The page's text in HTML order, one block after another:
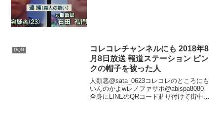
DQN
コレコレチャンネルにも 2018年8
月8日放送 報道ステーション ピン
クの帽子を被った人
人類悪@sata_0623コレコレのところにも
いんのかよwレノファサポ@abispa8080
全身にLINEのQRコード貼り付けて街中歩